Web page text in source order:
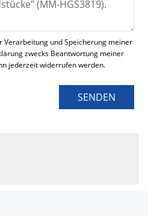
Verarbeitung und Speicherung meiner
zwecks Beantwortung meiner
jederzeit widerrufen werden.
SENDEN